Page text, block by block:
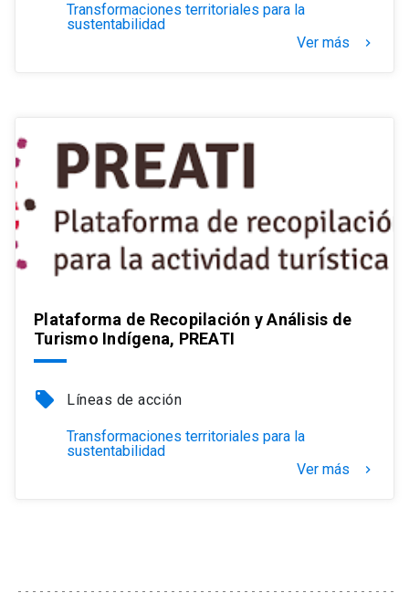
Transformaciones territoriales para la
sustentabilidad
Ver más
keyboard_arrow_right
Plataforma de Recopilación y Análisis de
Turismo Indígena, PREATI
local_offer Líneas de acción
Transformaciones territoriales para la
sustentabilidad
Ver más
keyboard_arrow_right